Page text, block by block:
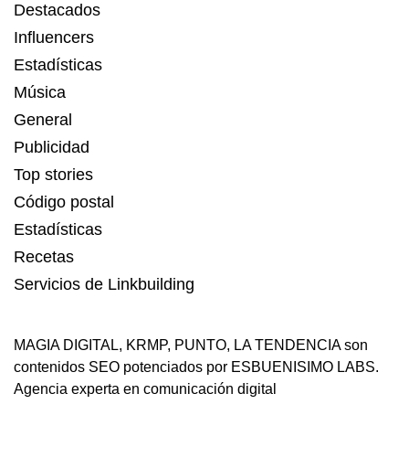
Destacados
Influencers
Estadísticas
Música
General
Publicidad
Top stories
Código postal
Estadísticas
Recetas
Servicios de Linkbuilding
MAGIA DIGITAL, KRMP, PUNTO, LA TENDENCIAson
contenidos SEO potenciados por ESBUENISIMO LABS.
Agencia experta en comunicación digital